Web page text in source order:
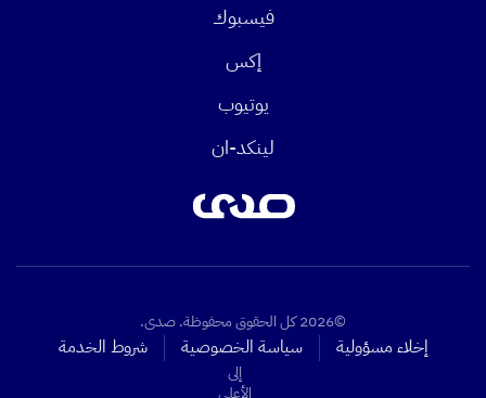
فيسبوك
إكس
يوتيوب
لينكد-ان
©2026 كل الحقوق محفوظة. صدى.
إخلاء مسؤولية سياسة الخصوصية شروط الخدمة
إلى